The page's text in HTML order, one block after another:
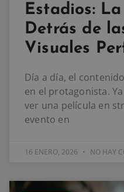
Estadios:
Detrás de
Visuales
Día a día, el
en el protagonista.
ver una película en
evento en
16 ENERO, 2026 NO HAY